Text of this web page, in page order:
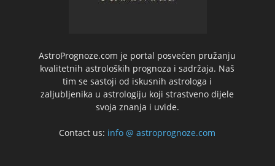
AstroPrognoze.com je portal posvećen pružanju
kvalitetnih astroloških prognoza i sadržaja. Naš
tim se sastoji od iskusnih astrologa i
zaljubljenika u astrologiju koji strastveno dijele
svoja znanja i uvide.
Contact us: info @ astroprognoze.com